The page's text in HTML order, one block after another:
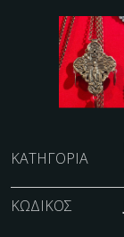
ΚΑΤΗΓΟΡΊΑ
ΚΩΔΙΚΌΣ